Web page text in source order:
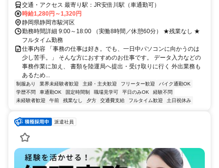
交通・アクセス 最寄り駅：JR安倍川駅（車通勤可）
時給1,280円～1,320円
静岡県静岡市駿河区
勤務時間詳細 9:00～18:00 （実働8時間／休憩60分） ★残業なし ★
フルタイム勤務
仕事内容 「事務の仕事は好き。でも、一日中パソコンに向かうのは
少し苦手。」 そんな方におすすめのお仕事です。 データ入力などの
事務作業に加え、 書類を陸運局へ提出・受け取りに行く 外出業務も
あるため...
制服あり 業界未経験者歓迎 主婦・主夫歓迎 フリーター歓迎
バイク通勤OK
学歴不問
車通勤OK 固定時間制 職場見学可 平日のみOK
経験不問
未経験者歓迎
午前 残業なし 夕方 交通費支給 フルタイム歓迎 土日祝休み
派遣社員